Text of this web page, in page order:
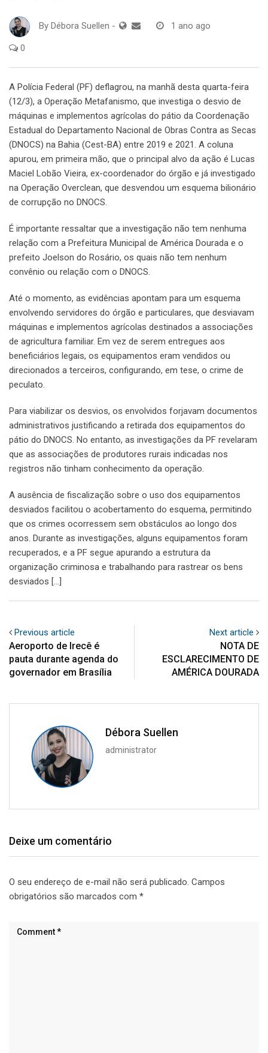
By Débora Suellen - 1 ano ago
0
A Polícia Federal (PF) deflagrou, na manhã desta quarta-feira
(12/3), a Operação Metafanismo, que investiga o desvio de
máquinas e implementos agrícolas do pátio da Coordenação
Estadual do Departamento Nacional de Obras Contra as Secas
(DNOCS) na Bahia (Cest-BA) entre 2019 e 2021. A coluna
apurou, em primeira mão, que o principal alvo da ação é Lucas
Maciel Lobão Vieira, ex-coordenador do órgão e já investigado
na Operação Overclean, que desvendou um esquema bilionário
de corrupção no DNOCS.
É importante ressaltar que a investigação não tem nenhuma
relação com a Prefeitura Municipal de América Dourada e o
prefeito Joelson do Rosário, os quais não tem nenhum
convênio ou relação com o DNOCS.
Até o momento, as evidências apontam para um esquema
envolvendo servidores do órgão e particulares, que desviavam
máquinas e implementos agrícolas destinados a associações
de agricultura familiar. Em vez de serem entregues aos
beneficiários legais, os equipamentos eram vendidos ou
direcionados a terceiros, configurando, em tese, o crime de
peculato.
Para viabilizar os desvios, os envolvidos forjavam documentos
administrativos justificando a retirada dos equipamentos do
pátio do DNOCS. No entanto, as investigações da PF revelaram
que as associações de produtores rurais indicadas nos
registros não tinham conhecimento da operação.
A ausência de fiscalização sobre o uso dos equipamentos
desviados facilitou o acobertamento do esquema, permitindo
que os crimes ocorressem sem obstáculos ao longo dos
anos. Durante as investigações, alguns equipamentos foram
recuperados, e a PF segue apurando a estrutura da
organização criminosa e trabalhando para rastrear os bens
desviados […]
Previous article
Aeroporto de Irecê é
pauta durante agenda do
governador em Brasília
Next article
NOTA DE
ESCLARECIMENTO DE
AMÉRICA DOURADA
Débora Suellen
administrator
Deixe um comentário
O seu endereço de e-mail não será publicado. Campos
obrigatórios são marcados com *